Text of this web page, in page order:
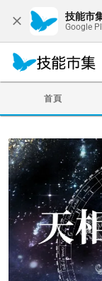
技能市
Google
首頁